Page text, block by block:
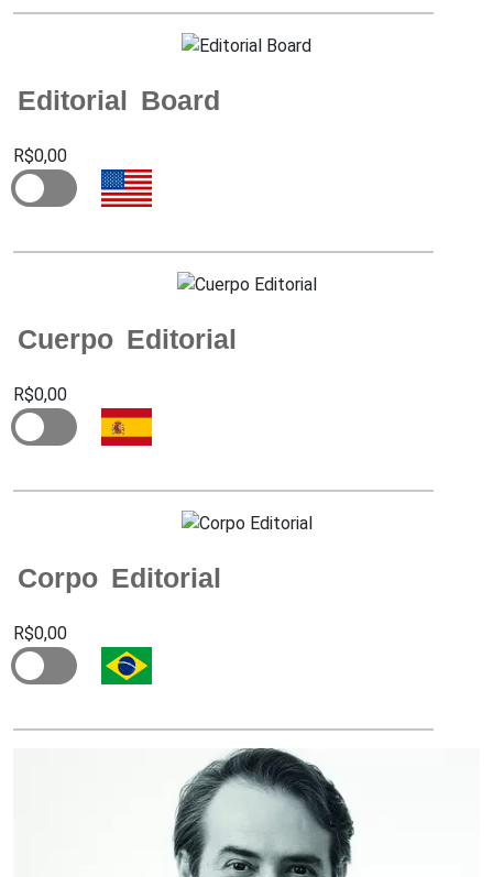
Editorial Board
R$0,00
Cuerpo Editorial
R$0,00
Corpo Editorial
R$0,00